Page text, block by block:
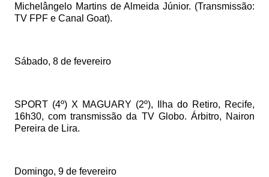
Michelângelo Martins de Almeida Júnior. (Transmissão:
TV FPF e Canal Goat).
Sábado, 8 de fevereiro
SPORT (4º) X MAGUARY (2º), Ilha do Retiro, Recife,
16h30, com transmissão da TV Globo. Árbitro, Nairon
Pereira de Lira.
Domingo, 9 de fevereiro